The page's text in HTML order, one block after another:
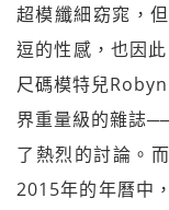
超模纖細窈窕，
逗的性感，也因
尺碼模特兒
界重量級的雜誌
了熱烈的討論。
2015年的年曆中